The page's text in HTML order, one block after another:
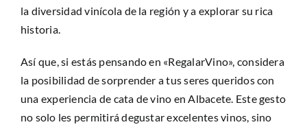
la diversidad vinícola de la región y a explorar su rica
historia.
Así que, si estás pensando en «RegalarVino», considera
la posibilidad de sorprender a tus seres queridos con
una experiencia de cata de vino en Albacete. Este gesto
no solo les permitirá degustar excelentes vinos, sino